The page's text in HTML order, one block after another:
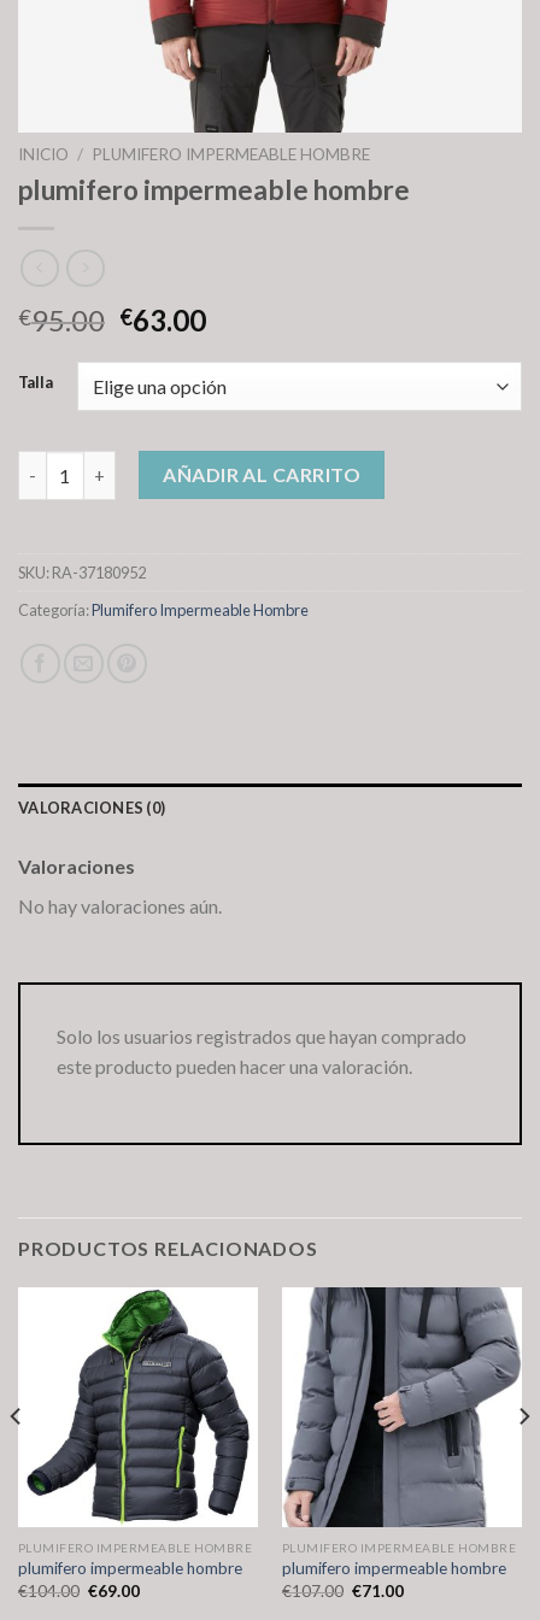
INICIO / PLUMIFERO IMPERMEABLE HOMBRE
plumifero impermeable hombre
€95.00 €63.00
Talla
plumifero impermeable hombre cantidad
AÑADIR AL CARRITO
SKU:RA-37180952
Categoría:Plumifero Impermeable Hombre
VALORACIONES (0)
Valoraciones
No hay valoraciones aún.
Solo los usuarios registrados que hayan comprado
este producto pueden hacer una valoración.
PRODUCTOS RELACIONADOS
PLUMIFERO IMPERMEABLE HOMBRE
plumifero impermeable hombre
€104.00 €69.00
PLUMIFERO IMPERMEABLE HOMBRE
plumifero impermeable hombre
€107.00 €71.00